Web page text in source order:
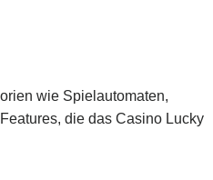
wie Spielautomaten,
die das Casino Lucky